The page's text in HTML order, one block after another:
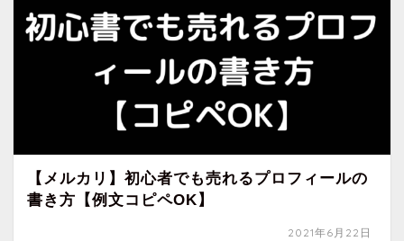
【メルカリ】初心者でも売れるプロフィールの
書き方【例文コピペOK】
2021年6月22日